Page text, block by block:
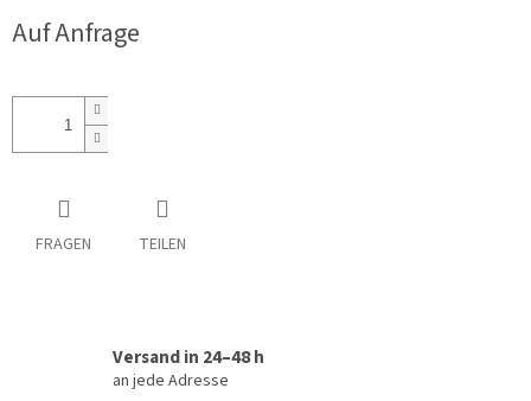
Auf Anfrage
FRAGEN TEILEN
Versand in 24–48 h
an jede Adresse